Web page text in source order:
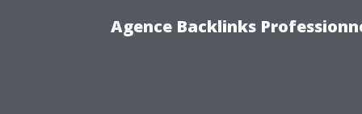
Agence Backlinks